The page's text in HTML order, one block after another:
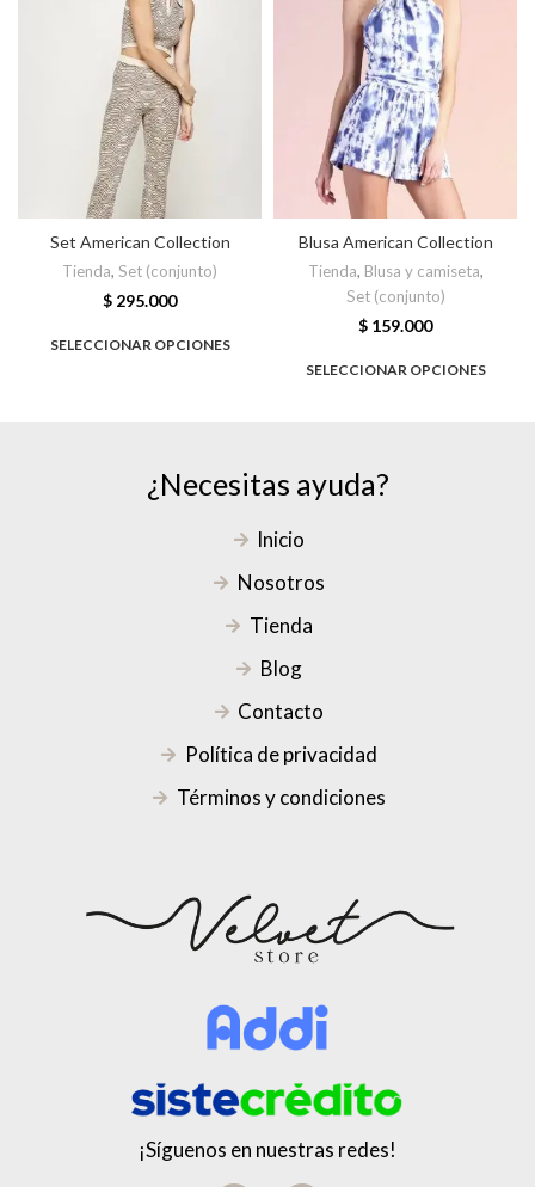
Set American Collection
Tienda, Set (conjunto)
$ 295.000
SELECCIONAR OPCIONES
Blusa American Collection
Tienda, Blusa y camiseta,
Set (conjunto)
$ 159.000
SELECCIONAR OPCIONES
¿Necesitas ayuda?
Inicio
Nosotros
Tienda
Blog
Contacto
Política de privacidad
Términos y condiciones
¡Síguenos en nuestras redes!